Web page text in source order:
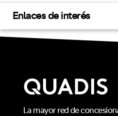
Enlaces de interés
La mayor red de